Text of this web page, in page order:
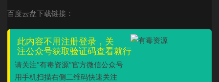
百度云盘下载链接：
此内容不用注册登录，关
注公众号获取验证码查看就行
请关注“有毒资源”官方微信公众号
用手机扫描右侧二维码快速关注